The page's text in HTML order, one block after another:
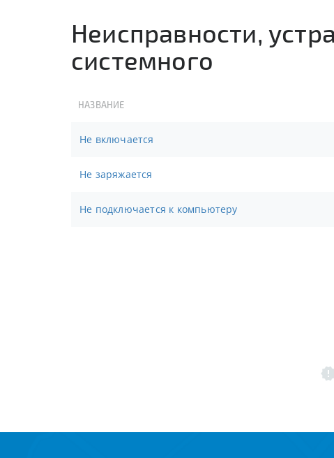
Неисправности,
системного
НАЗВАНИЕ
Не включается
Не заряжается
Не подключается к компьютеру